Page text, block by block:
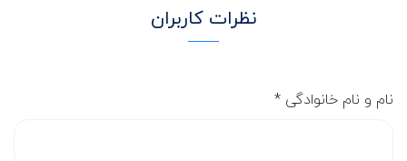
نظرات کاربران
نام و نام خانوادگی *